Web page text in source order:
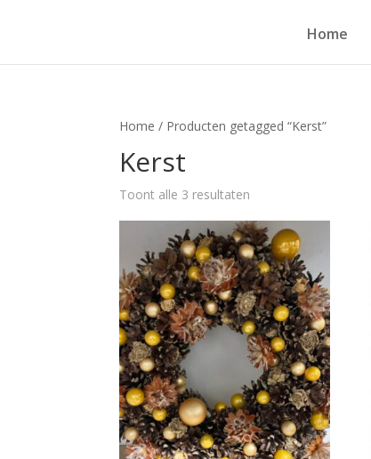
Home
Home / Producten getagged “Kerst”
Kerst
Toont alle 3 resultaten